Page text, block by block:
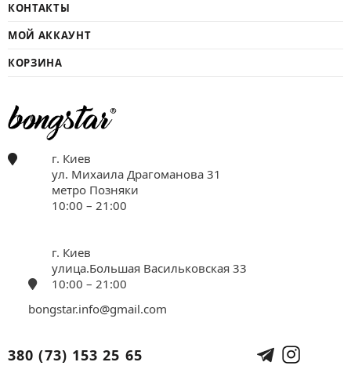
КОНТАКТЫ
МОЙ АККАУНТ
КОРЗИНА
г. Киев
ул. Михаила Драгоманова 31
метро Позняки
10:00 – 21:00
г. Киев
улица.Большая Васильковская 33
10:00 – 21:00
bongstar.info@gmail.com
380 (73) 153 25 65